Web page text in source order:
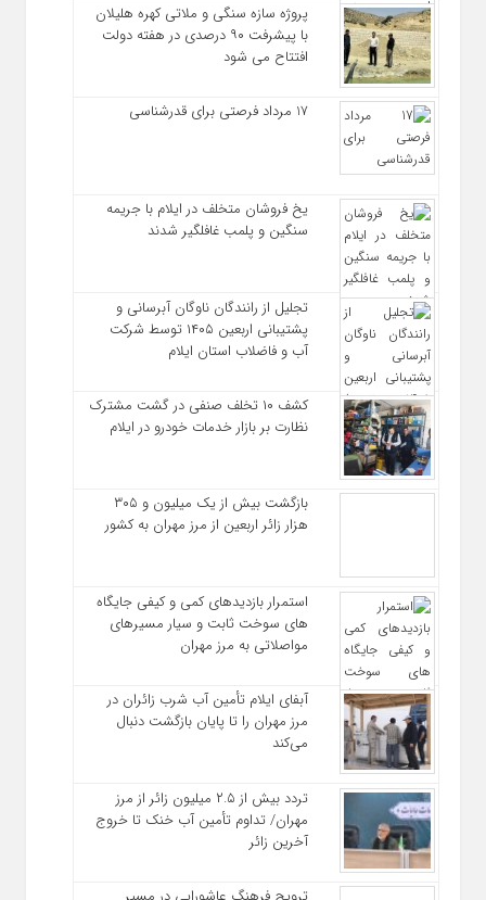
پروژه سازه سنگی و ملاتی کهره هلیلان
با پیشرفت ۹۰ درصدی در هفته دولت
افتتاح می شود
17 مرداد فرصتی برای قدرشناسی
یخ‌ فروشان متخلف در ایلام با جریمه
سنگین و پلمب غافلگیر شدند
تجلیل از رانندگان ناوگان آبرسانی و
پشتیبانی اربعین ۱۴۰۵ توسط شرکت
آب و فاضلاب استان ایلام
کشف ۱۰ تخلف صنفی در گشت مشترک
نظارت بر بازار خدمات خودرو در ایلام
بازگشت بیش از یک میلیون و ۳۰۵
هزار زائر اربعین از مرز مهران به کشور
استمرار بازدیدهای کمی و کیفی جایگاه‌
های سوخت ثابت و سیار مسیرهای
مواصلاتی به مرز مهران
آبفای ایلام تأمین آب شرب زائران در
مرز مهران را تا پایان بازگشت دنبال
می‌کند
تردد بیش از ۲.۵ میلیون زائر از مرز
مهران/ تداوم تأمین آب خنک تا خروج
آخرین زائر